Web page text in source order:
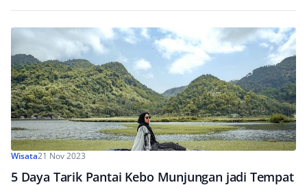
Wisata21 Nov 2023
5 Daya Tarik Pantai Kebo Munjungan jadi Tempat